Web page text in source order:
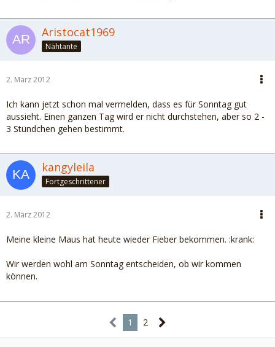
Aristocat1969
Nähtante
2. März 2012
Ich kann jetzt schon mal vermelden, dass es für Sonntag gut
aussieht. Einen ganzen Tag wird er nicht durchstehen, aber so 2 -
3 Stündchen gehen bestimmt.
kangyleila
Fortgeschrittener
2. März 2012
Meine kleine Maus hat heute wieder Fieber bekommen. :krank:
Wir werden wohl am Sonntag entscheiden, ob wir kommen
können.
1 2